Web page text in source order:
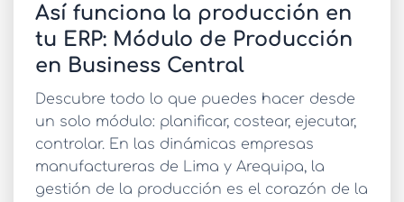
Así funciona la producción en
tu ERP: Módulo de Producción
en Business Central
Descubre todo lo que puedes hacer desde
un solo módulo: planificar, costear, ejecutar,
controlar. En las dinámicas empresas
manufactureras de Lima y Arequipa, la
gestión de la producción es el corazón de la